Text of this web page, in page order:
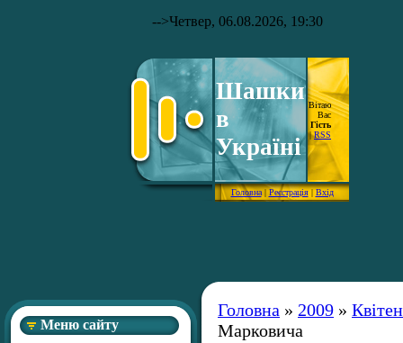
-->Четвер, 06.08.2026, 19:30
Шашки
в
Україні
Вітаю
Вас
Гість
|RSS
Головна|Реєстрація|Вхід
Меню сайту
Головна » 2009 »
Марковича